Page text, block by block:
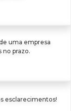
uma empresa
no prazo.
esclarecimentos!